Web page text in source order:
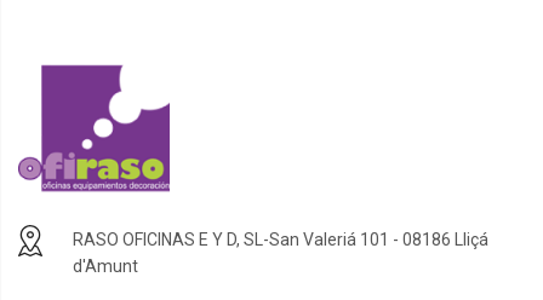
RASO OFICINAS E Y D, SL-San Valeriá 101 - 08186 Lliçá
d'Amunt